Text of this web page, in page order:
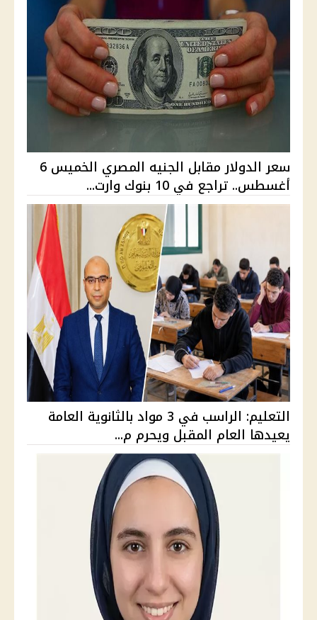
سعر الدولار مقابل الجنيه المصري الخميس 6
أغسطس.. تراجع في 10 بنوك وارت...
التعليم: الراسب في 3 مواد بالثانوية العامة
يعيدها العام المقبل ويحرم م...